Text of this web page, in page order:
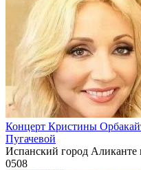
Концерт Кристины
Пугачевой
Испанский город Аликанте
0508